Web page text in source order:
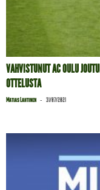
VAHVISTUNUT AC OULU
OTTELUSTA
Matias Lahtinen - 31/07/2021